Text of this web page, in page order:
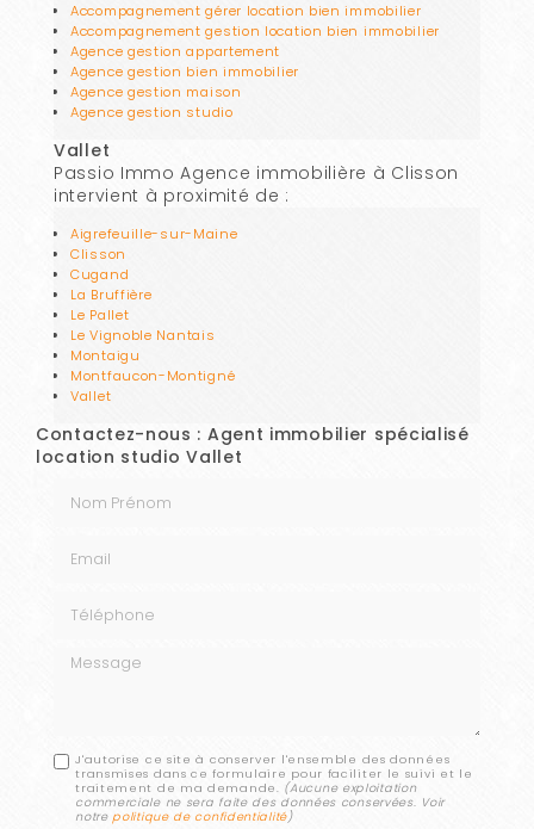
Accompagnement gérer location bien immobilier
Accompagnement gestion location bien immobilier
Agence gestion appartement
Agence gestion bien immobilier
Agence gestion maison
Agence gestion studio
Vallet
Passio Immo Agence immobilière à Clisson
intervient à proximité de :
Aigrefeuille-sur-Maine
Clisson
Cugand
La Bruffière
Le Pallet
Le Vignoble Nantais
Montaigu
Montfaucon-Montigné
Vallet
Contactez-nous : Agent immobilier spécialisé
location studio Vallet
Message
J'autorise ce site à conserver l'ensemble des données
transmises dans ce formulaire pour faciliter le suivi et le
traitement de ma demande. (Aucune exploitation
commerciale ne sera faite des données conservées. Voir
notrepolitique de confidentialité)